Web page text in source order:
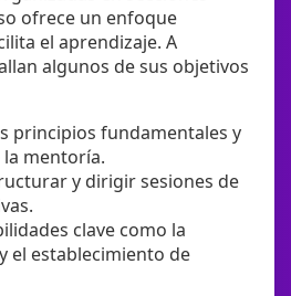
ofrece un enfoque
el aprendizaje. A
algunos de sus objetivos
principios fundamentales y
mentoría.
y dirigir sesiones de
clave como la
el establecimiento de